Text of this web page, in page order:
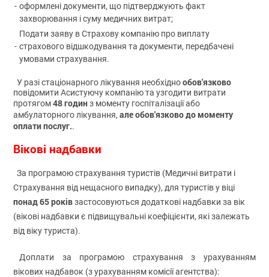
- оформлені документи, що підтверджують факт
захворювання і суму медичних витрат;
-
Подати заяву в Страхову компанію про виплату
страхового відшкодування та документи, передбачені
умовами страхування.
У разі стаціонарного лікування необхіднообов'язково
повідомити Асистуючу компанію та узгодити витрати
протягом48 годинз моменту госпіталізації або
амбулаторного лікування,але обов'язково до моменту
оплати послуг..
Вікові надбавки
За програмою страхування туристів (Медичні витрати і
Страхування від нещасного випадку), для туристів у віці
понад 65 роківзастосовуються додаткові надбавки за вік
(вікові надбавки є підвищувальні коефіцієнти, які залежать
від віку туриста).
Доплати за програмою страхування з урахуванням
вікових надбавок (з урахуванням комісії агентства):